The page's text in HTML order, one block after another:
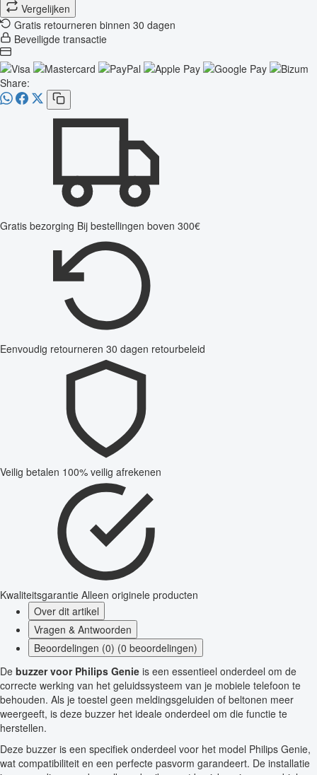
Vergelijken
Gratis retourneren binnen 30 dagen
Beveiligde transactie
Share:
Gratis bezorging Bij bestellingen boven 300€
Eenvoudig retourneren 30 dagen retourbeleid
Veilig betalen 100% veilig afrekenen
Kwaliteitsgarantie Alleen originele producten
Over dit artikel
Vragen & Antwoorden
Beoordelingen (0) (0 beoordelingen)
De buzzer voor Philips Genie is een essentieel onderdeel om de
correcte werking van het geluidssysteem van je mobiele telefoon te
behouden. Als je toestel geen meldingsgeluiden of beltonen meer
weergeeft, is deze buzzer het ideale onderdeel om die functie te
herstellen.
Deze buzzer is een specifiek onderdeel voor het model Philips Genie,
wat compatibiliteit en een perfecte pasvorm garandeert. De installatie